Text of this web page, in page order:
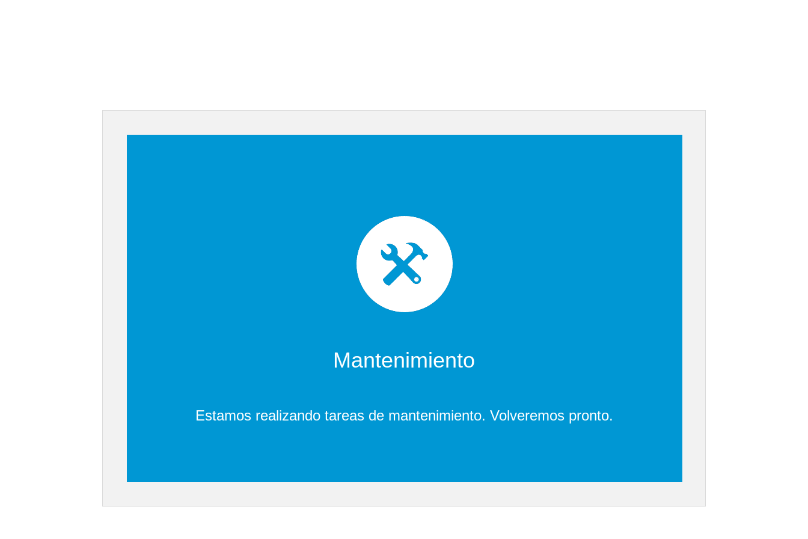
Mantenimiento
Estamos realizando tareas de mantenimiento. Volveremos pronto.